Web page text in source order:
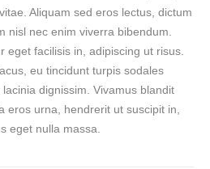
Aliquam sed eros lectus, dictum
nisl nec enim viverra bibendum.
eget facilisis in, adipiscing ut risus.
eu tincidunt turpis sodales
dignissim. Vivamus blandit
eros urna, hendrerit ut suscipit in,
eget nulla massa.